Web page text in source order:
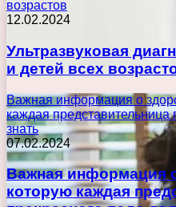
возрастов
12.02.2024
Ультразвуковая
и детей всех
Важная информация о
каждая
знать
07.02.2024
Важная информация
которую каждая